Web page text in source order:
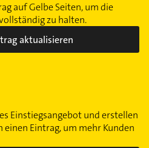
auf Gelbe Seiten, um die
zu halten.
aktualisieren
Einstiegsangebot und erstellen
Eintrag, um mehr Kunden